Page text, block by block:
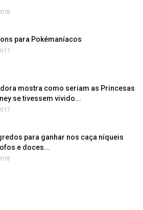
para Pokémaníacos
mostra como seriam as Princesas
se tivessem vivido...
para ganhar nos caça níqueis
e doces...